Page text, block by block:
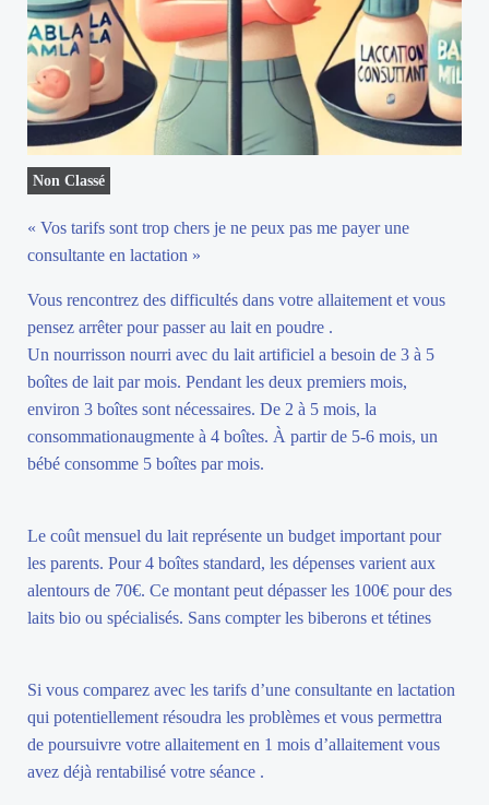
Non Classé
« Vos tarifs sont trop chers je ne peux pas me payer une
consultante en lactation »
Vous rencontrez des difficultés dans votre allaitement et vous
pensez arrêter pour passer au lait en poudre .
Un nourrisson nourri avec du lait artificiel a besoin de 3 à 5
boîtes de lait par mois. Pendant les deux premiers mois,
environ 3 boîtes sont nécessaires. De 2 à 5 mois, la
consommationaugmente à 4 boîtes. À partir de 5-6 mois, un
bébé consomme 5 boîtes par mois.
Le coût mensuel du lait représente un budget important pour
les parents. Pour 4 boîtes standard, les dépenses varient aux
alentours de 70€. Ce montant peut dépasser les 100€ pour des
laits bio ou spécialisés. Sans compter les biberons et tétines
Si vous comparez avec les tarifs d’une consultante en lactation
qui potentiellement résoudra les problèmes et vous permettra
de poursuivre votre allaitement en 1 mois d’allaitement vous
avez déjà rentabilisé votre séance .